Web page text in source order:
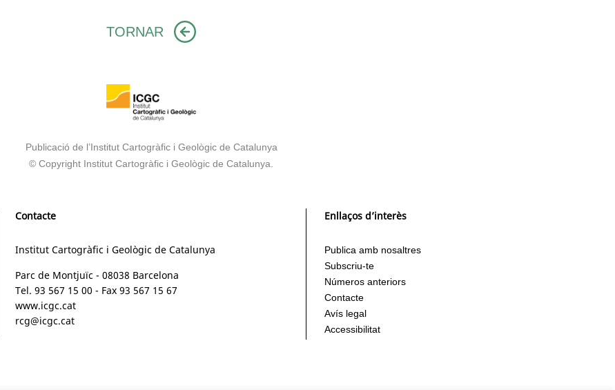
TORNAR
Publicació de l’Institut Cartogràfic i Geològic de Catalunya
© Copyright Institut Cartogràfic i Geològic de Catalunya.
Contacte
Institut Cartogràfic i Geològic de Catalunya
Parc de Montjuïc - 08038 Barcelona
Tel. 93 567 15 00 - Fax 93 567 15 67
www.icgc.cat
rcg@icgc.cat
Enllaços d’interès
Publica amb nosaltres
Subscriu-te
Números anteriors
Contacte
Avís legal
Accessibilitat